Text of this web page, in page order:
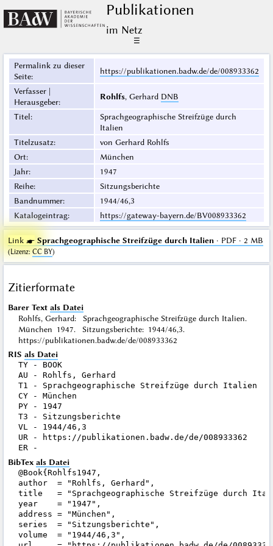
Publikationen
im Netz
☰
Permalink zu dieser
Seite:
https://publikationen.badw.de/de/008933362
Verfasser |
Herausgeber:
Rohlfs, Gerhard DNB
Titel:
Sprachgeographische Streifzüge durch
Italien
Titelzusatz:
von Gerhard Rohlfs
Ort:
München
Jahr:
1947
Reihe:
Sitzungsberichte
Bandnummer:
1944/46,3
Katalogeintrag: https://gateway-bayern.de/BV008933362
Link ☛ Sprachgeographische Streifzüge durch Italien· PDF · 2 MB
(Lizenz:CC BY)
Zitierformate
Barer Text als Datei
Rohlfs, Gerhard: Sprachgeographische Streifzüge durch Italien.
München 1947. Sitzungsberichte: 1944/46,3.
https://publikationen.badw.de/de/008933362
RIS als Datei
TY - BOOK
AU - Rohlfs, Gerhard
T1 - Sprachgeographische Streifzüge durch Italien
CY - München
PY - 1947
T3 - Sitzungsberichte
VL - 1944/46,3
UR - https://publikationen.badw.de/de/008933362
BibTex als Datei
@Book{Rohlfs1947,
author  = "Rohlfs, Gerhard",
title   = "Sprachgeographische Streifzüge durch
year    = "1947",
address = "München",
series  = "Sitzungsberichte",
volume  = "1944/46,3",